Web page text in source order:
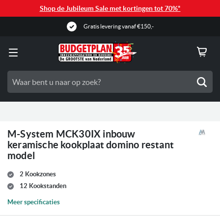
Shop de Jubileum Sale met kortingen tot 70%*
Gratis levering vanaf €150,-
M-System MCK30IX inbouw
keramische kookplaat domino restant
model
2 Kookzones
12 Kookstanden
Meer specificaties